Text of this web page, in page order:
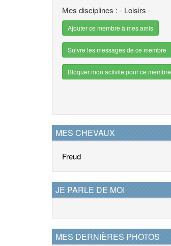
Mes disciplines : - Loisirs -
Ajouter ce membre à mes amis
Suivre les messages de ce membre
Bloquer mon activite pour ce membre
MES CHEVAUX
Freud
JE PARLE DE MOI
MES DERNIÈRES PHOTOS